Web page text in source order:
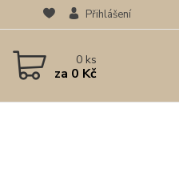
Přihlášení
0ks
za 0 Kč